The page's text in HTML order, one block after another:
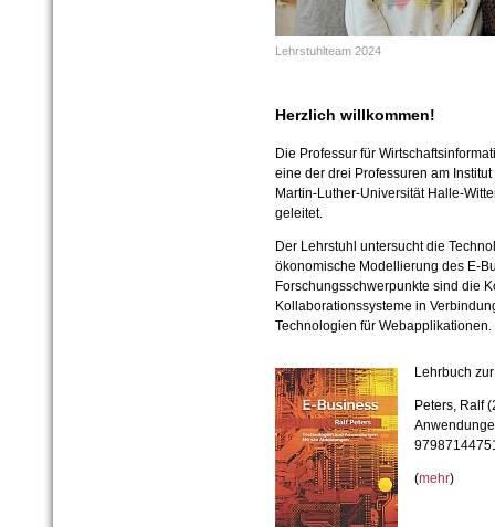
Lehrstuhlteam 2024
Herzlich willkommen!
Die Professur für
eine der drei Professuren am
Martin-Luther-Universität Halle-
geleitet.
Der Lehrstuhl untersucht die
ökonomische Modellierung des E-
Forschungsschwerpunkte sind die
Kollaborationssysteme in
Technologien für Webapplikationen.
Lehrbuch
Peters, Ralf
(mehr)